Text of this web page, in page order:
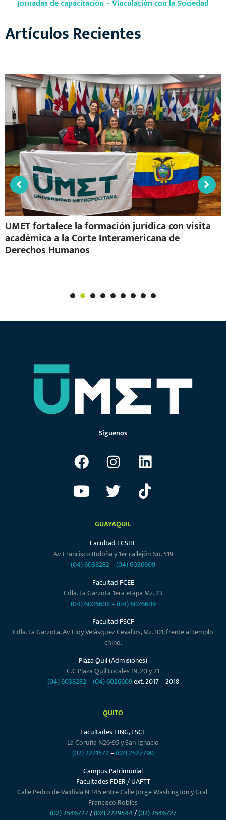
Jornadas de capacitación – Vinculación con la Sociedad
Artículos Recientes
UMET fortalece la formación jurídica con visita
académica a la Corte Interamericana de
Derechos Humanos
1
Síguenos
GUAYAQUIL
Facultad FCSHE
Av. Francisco Boloña y 1er callejón No. 519
(04) 6038282–(04) 6026609
Facultad FCEE
Cdla. La Garzota 1era etapa Mz. 23
(04) 6026608–(04) 6026609
Facultad FSCF
Cdla. La Garzota, Av. Eloy Velásquez Cevallos, Mz. 101, frente al templo
chino.
Plaza Quil (Admisiones)
C.C Plaza Quil Locales 19, 20 y 21
(04) 6038282–(04) 6026609ext. 2017 – 2018
QUITO
Facultades FING, FSCF
La Coruña N26-95 y San Ignacio
(02) 2221572–(02) 2527790
Campus Patrimonial
Facultades FDER / UAFTT
Calle Pedro de Valdivia N-145 entre Calle Jorge Washington y Gral.
Francisco Robles
(02) 2546727/(02) 2229544/(02) 2546727